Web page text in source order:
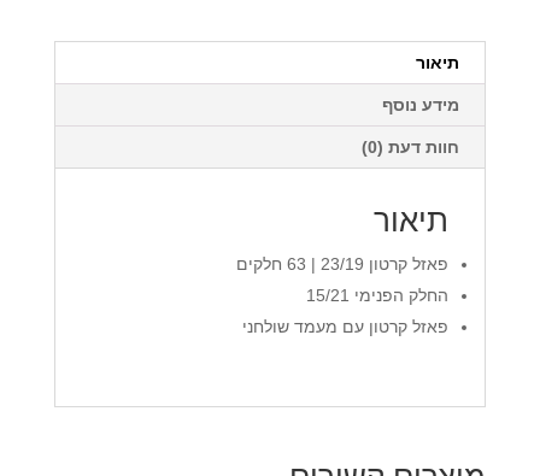
תיאור
מידע נוסף
חוות דעת (0)
תיאור
פאזל קרטון 23/19 | 63 חלקים
החלק הפנימי 15/21
פאזל קרטון עם מעמד שולחני